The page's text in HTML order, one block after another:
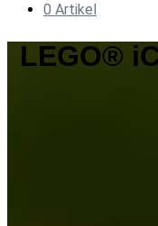
0 Artikel
LEGO®